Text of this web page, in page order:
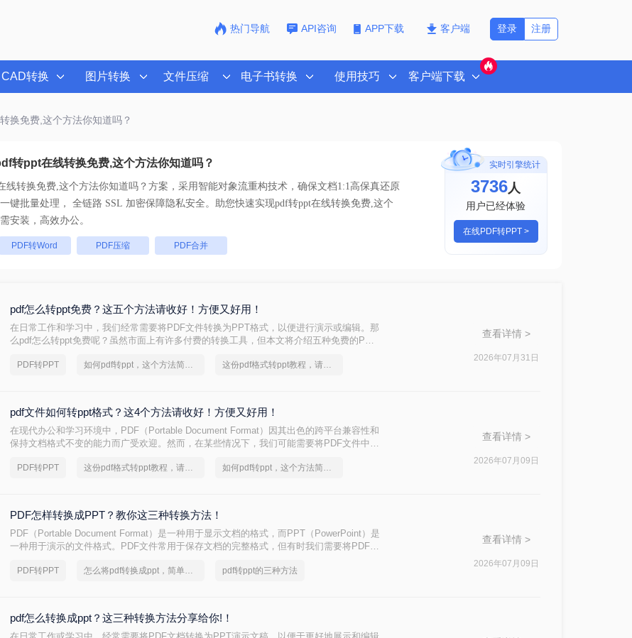
热门导航 API咨询 APP下载 客户端 注册
登录
CAD转换 图片转换 文件压缩 电子书转换 使用技巧 客户端下载
换免费,这个方法你知道吗？
转ppt在线转换免费,这个方法你知道吗？
线转换免费,这个方法你知道吗？ 方案，采用智能对象流重构技术，确保文档1:1高保真还原
且排版不乱码。支持一键批量处理， 全链路 SSL 加密保障隐私安全。助您快速实现pdf转ppt在线转换免费,这个
需安装，高效办公。
PDF转Word PDF压缩 PDF合并
实时引擎统计
3736人
用户已经体验
在线PDF转PPT >
pdf怎么转ppt免费？这五个方法请收好！方便又好用！
在日常工作和学习中，我们经常需要将PDF文件转换为PPT格式，以便进行演示或编辑。那
么pdf怎么转ppt免费呢？虽然市面上有许多付费的转换工具，但本文将介绍五种免费的PDF
PDF转PPT 如何pdf转ppt，这个方法简单又方便 这份pdf格式转ppt教程，请收好！
查看详情 >
2026年07月31日
pdf文件如何转ppt格式？这4个方法请收好！方便又好用！
在现代办公和学习环境中，PDF（Portable Document Format）因其出色的跨平台兼容性和
保持文档格式不变的能力而广受欢迎。然而，在某些情况下，我们可能需要将PDF文件中的
文件如何转ppt格式呢？本文将详细介绍几种将PDF文件转换为PPT格式的有效方法，帮助
PDF转PPT 这份pdf格式转ppt教程，请收好！ 如何pdf转ppt，这个方法简单又方便
查看详情 >
2026年07月09日
PDF怎样转换成PPT？教你这三种转换方法！
PDF（Portable Document Format）是一种用于显示文档的格式，而PPT（PowerPoint）是
一种用于演示的文件格式。PDF文件常用于保存文档的完整格式，但有时我们需要将PDF文
绍三种方法，以帮助您将PDF文件转换为PPT文件。
PDF转PPT 怎么将pdf转换成ppt，简单方法教你一招 pdf转ppt的三种方法
查看详情 >
2026年07月09日
pdf怎么转换成ppt？这三种转换方法分享给你!！